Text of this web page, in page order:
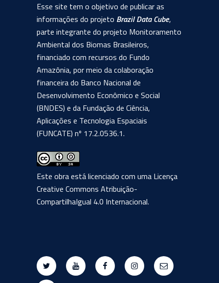
Esse site tem o objetivo de publicar as
informações do projeto Brazil Data Cube,
parte integrante do projeto Monitoramento
Ambiental dos Biomas Brasileiros,
financiado com recursos do Fundo
Amazônia, por meio da colaboração
financeira do Banco Nacional de
Desenvolvimento Econômico e Social
(BNDES) e da Fundação de Ciência,
Aplicações e Tecnologia Espaciais
(FUNCATE) nº 17.2.0536.1.
Este obra está licenciado com uma Licença
Creative Commons Atribuição-
CompartilhaIgual 4.0 Internacional.
Twitter Youtube FacebookInstagramE-
mail